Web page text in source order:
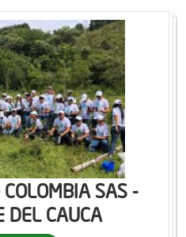
SAS -
DEL CAUCA